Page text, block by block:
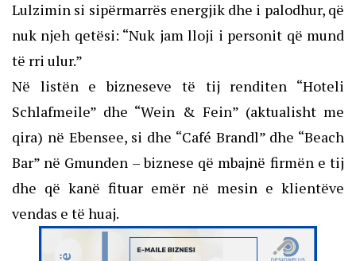
Lulzimin si sipërmarrës energjik dhe i palodhur, që
nuk njeh qetësi: “Nuk jam lloji i personit që mund
të rri ulur.”
Në listën e bizneseve të tij renditen “Hoteli
Schlafmeile” dhe “Wein & Fein” (aktualisht me
qira) në Ebensee, si dhe “Café Brandl” dhe “Beach
Bar” në Gmunden – biznese që mbajnë firmën e tij
dhe që kanë fituar emër në mesin e klientëve
vendas e të huaj.